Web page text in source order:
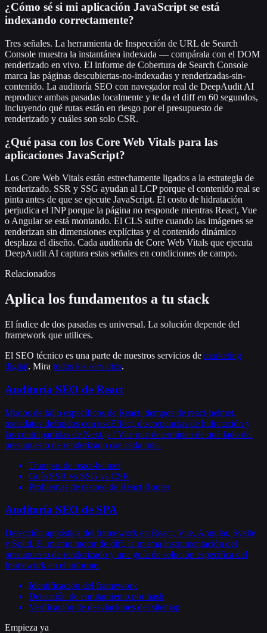
¿Cómo sé si mi aplicación JavaScript se está
indexando correctamente?
Tres señales. La herramienta de Inspección de URL de Search
Console muestra la instantánea indexada — compárala con el DOM
renderizado en vivo. El informe de Cobertura de Search Console
marca las páginas descubiertas-no-indexadas y renderizadas-sin-
contenido. La auditoría SEO con navegador real de DeepAudit AI
reproduce ambas pasadas localmente y te da el diff en 60 segundos,
incluyendo qué rutas están en riesgo por el presupuesto de
renderizado y cuáles son solo CSR.
¿Qué pasa con los Core Web Vitals para las
aplicaciones JavaScript?
Los Core Web Vitals están estrechamente ligados a la estrategia de
renderizado. SSR y SSG ayudan al LCP porque el contenido real se
pinta antes de que se ejecute JavaScript. El costo de hidratación
perjudica el INP porque la página no responde mientras React, Vue
o Angular se está montando. El CLS sufre cuando las imágenes se
renderizan sin dimensiones explícitas y el contenido dinámico
desplaza el diseño. Cada auditoría de Core Web Vitals que ejecuta
DeepAudit AI captura estas señales en condiciones de campo.
Relacionados
Aplica los fundamentos a tu stack
El índice de dos pasadas es universal. La solución depende del
framework que utilices.
El SEO técnico es una parte de nuestros servicios de marketing
digital. Mira todos los servicios.
Auditoría SEO de React
Modos de fallo específicos de React: tiempos de react-helmet,
metadatos definidos con useEffect, discrepancias de hidratación y
las contrapartidas de Next.js / Vite que determinan de qué lado del
presupuesto de renderizado cae cada ruta.
Trampas de react-helmet
Guía SSR vs SSG vs CSR
Problemas de rastreo de React Router
Auditoría SEO de SPA
Detección agnóstica del framework en React, Vue, Angular, Svelte
y Solid. El mismo motor de diff, la misma instrumentación del
presupuesto de renderizado y una guía de solución específica del
framework en el informe.
Identificación del framework
Detección de enrutamiento por hash
Verificación de desviaciones del sitemap
Empieza ya